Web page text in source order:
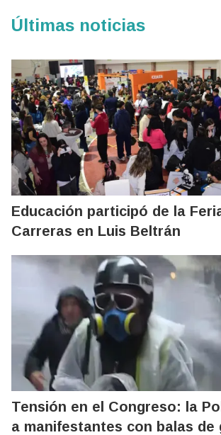
Últimas noticias
Educación participó de la
Carreras en Luis Beltrán
Tensión en el Congreso: la
a manifestantes con balas de